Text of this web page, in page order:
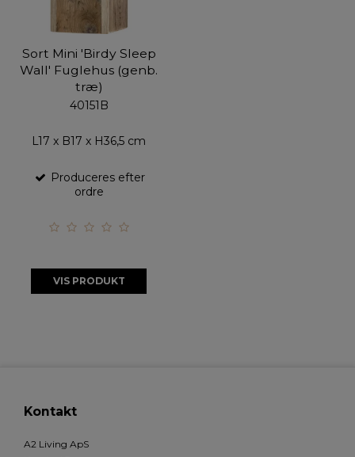
Sort Mini 'Birdy Sleep
Wall' Fuglehus (genb.
træ)
40151B
L17 x B17 x H36,5 cm
Produceres efter
ordre
VIS PRODUKT
Kontakt
A2 Living ApS